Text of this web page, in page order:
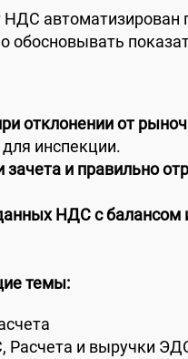
НДС автоматизирован
обосновывать
отклонении от
инспекции.
и правильно
НДС с балансом
темы:
, Расчета и выручки